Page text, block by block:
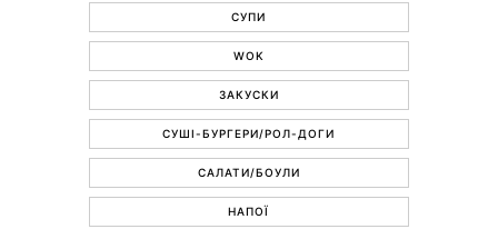
СУПИ
WOK
ЗАКУСКИ
СУШІ-БУРГЕРИ/РОЛ-ДОГИ
САЛАТИ/БОУЛИ
НАПОЇ